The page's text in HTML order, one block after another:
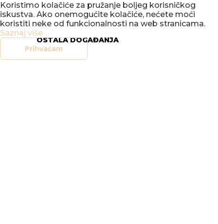
OSTALA DOGAĐANJA
Koristimo kolačiće za pružanje boljeg korisničkog
iskustva. Ako onemogućite kolačiće, nećete moći
koristiti neke od funkcionalnosti na web stranicama.
Saznaj više
Prihvaćam